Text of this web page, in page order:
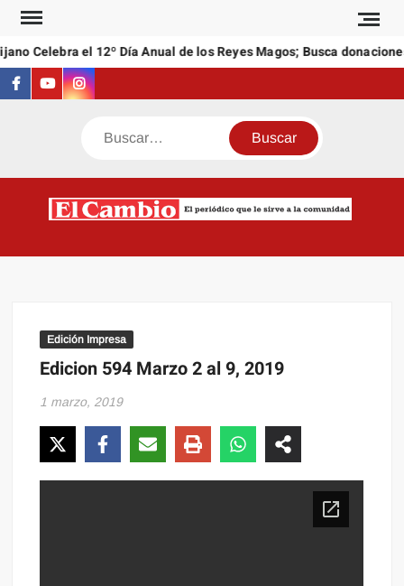
Saltar
contenido
Celebra el 12º Día Anual de los Reyes Magos; Busca
Facebook
YoutubeInstagram
Buscar
Edición Impresa
Edicion 594 Marzo 2 al 9, 2019
1 marzo, 2019